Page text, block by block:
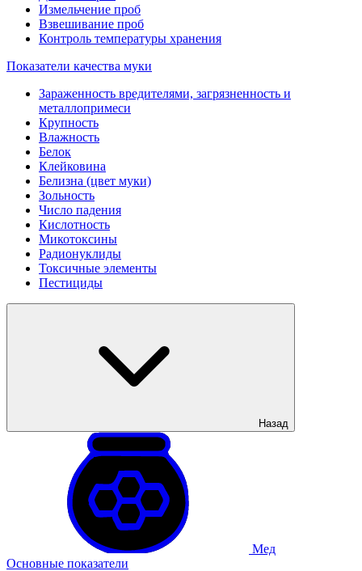
Измельчение проб
Взвешивание проб
Контроль температуры хранения
Показатели качества муки
Зараженность вредителями, загрязненность и
металлопримеси
Крупность
Влажность
Белок
Клейковина
Белизна (цвет муки)
Зольность
Число падения
Кислотность
Микотоксины
Радионуклиды
Токсичные элементы
Пестициды
Назад
Мед
Основные показатели